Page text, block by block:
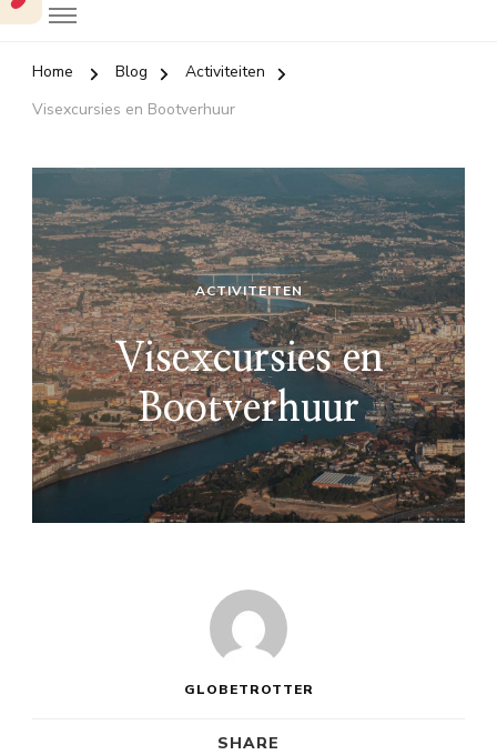
Home Blog
Activiteiten
Visexcursies en Bootverhuur
ACTIVITEITEN
Visexcursies en
Bootverhuur
GLOBETROTTER
SHARE